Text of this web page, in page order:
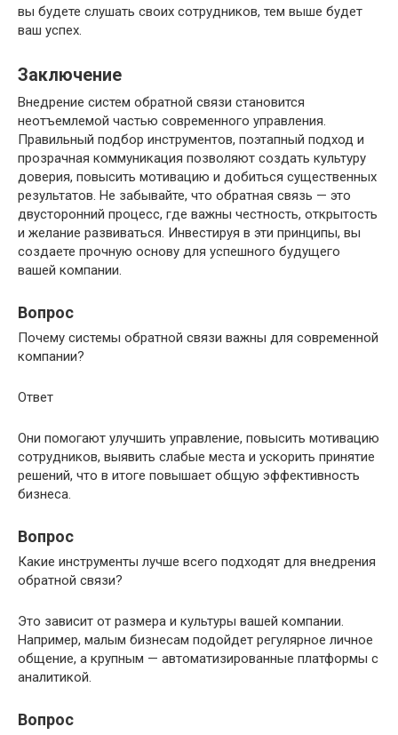
вы будете слушать своих сотрудников, тем выше будет
ваш успех.
Заключение
Внедрение систем обратной связи становится
неотъемлемой частью современного управления.
Правильный подбор инструментов, поэтапный подход и
прозрачная коммуникация позволяют создать культуру
доверия, повысить мотивацию и добиться существенных
результатов. Не забывайте, что обратная связь — это
двусторонний процесс, где важны честность, открытость
и желание развиваться. Инвестируя в эти принципы, вы
создаете прочную основу для успешного будущего
вашей компании.
Вопрос
Почему системы обратной связи важны для современной
компании?
Ответ
Они помогают улучшить управление, повысить мотивацию
сотрудников, выявить слабые места и ускорить принятие
решений, что в итоге повышает общую эффективность
бизнеса.
Вопрос
Какие инструменты лучше всего подходят для внедрения
обратной связи?
Это зависит от размера и культуры вашей компании.
Например, малым бизнесам подойдет регулярное личное
общение, а крупным — автоматизированные платформы с
аналитикой.
Вопрос